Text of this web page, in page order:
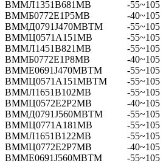
ВММЛ1351В681МВ
-55~105
ВММБ0772Е1Р5МВ
-40~105
ВММД0791Ј470МВТМ
-55~105
ВММЦ0571А151МВ
-55~105
ВММЛ1451В821МВ
-55~105
ВММБ0772Е1Р8МВ
-40~105
ВММЕ0691Ј470МВТМ
-55~105
ВММЦ0571А151МВТМ
-55~105
ВММЛ1651В102МВ
-55~105
ВММЦ0572Е2Р2МВ
-40~105
ВММД0791Ј560МВТМ
-55~105
ВММЦ0771А181МВ
-55~105
ВММЛ1651В122МВ
-55~105
ВММЦ0772Е2Р7МВ
-40~105
ВММЕ0691Ј560МВТМ
-55~105